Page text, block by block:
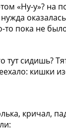
«Ну-у»? на
то пока не
тут сидишь?
кишки
кричал,